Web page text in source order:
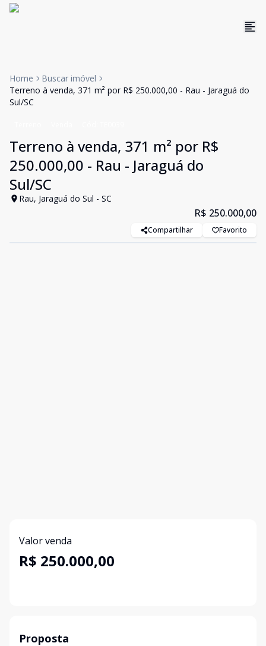
Home
Buscar imóvel
Terreno à venda, 371 m² por R$ 250.000,00 - Rau - Jaraguá do
Sul/SC
Terreno à venda, 371 m² por R$
250.000,00 - Rau - Jaraguá do
Sul/SC
Rau, Jaraguá do Sul - SC
R$ 250.000,00
Compartilhar Favorito
Valor venda
R$ 250.000,00
Proposta